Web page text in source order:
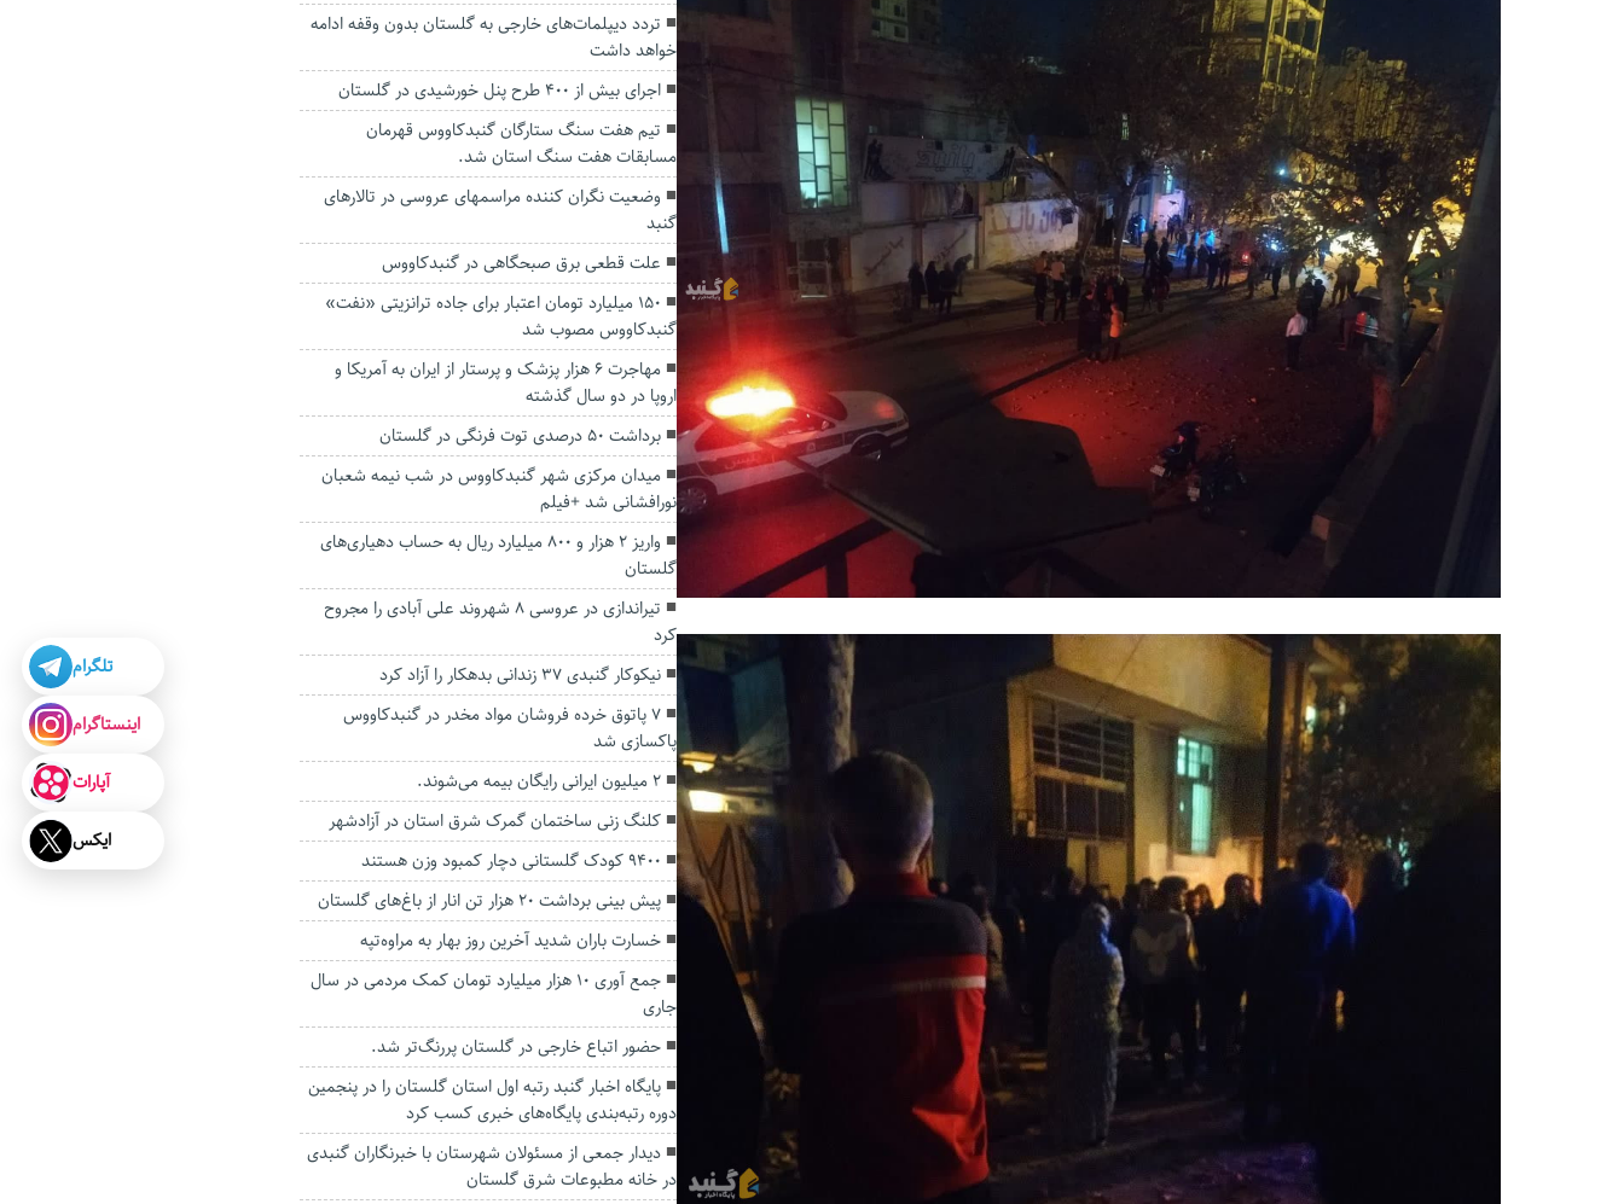
تردد دیپلمات‌های خارجی به گلستان بدون وقفه ادامه
خواهد داشت
اجرای بیش از ۴۰۰ طرح پنل خورشیدی در گلستان
تیم هفت سنگ ستارگان گنبدکاووس قهرمان
مسابقات هفت سنگ استان شد.
وضعیت نگران کننده مراسمهای عروسی در تالارهای
گنبد
علت قطعی برق صبحگاهی در گنبدکاووس
۱۵۰ میلیارد تومان اعتبار برای جاده ترانزیتی «نفت»
گنبدکاووس مصوب شد
مهاجرت ۶ هزار پزشک و پرستار از ایران به آمریکا و
اروپا در دو سال گذشته
برداشت ۵۰ درصدی توت فرنگی در گلستان
میدان مرکزی شهر گنبدکاووس در شب نیمه شعبان
نورافشانی شد +فیلم
واریز ۲ هزار و ۸۰۰ میلیارد ریال به حساب دهیاری‌های
گلستان
تیراندازی در عروسی ۸ شهروند علی آبادی را مجروح
کرد
نیکوکار گنبدی ۳۷ زندانی بدهکار را آزاد کرد
۷ پاتوق خرده فروشان مواد مخدر در گنبدکاووس
پاکسازی شد
۲ میلیون ایرانی رایگان بیمه می‌شوند.
کلنگ زنی ساختمان گمرک شرق استان در آزادشهر
9400 کودک گلستانی دچار کمبود وزن هستند
پیش بینی برداشت ۲۰ هزار تن انار از باغ‌های گلستان
خسارت باران شدید آخرین روز بهار به مراوه‌تپه
جمع آوری ۱۰ هزار میلیارد تومان کمک مردمی در سال
جاری
حضور اتباع خارجی در گلستان پررنگ‌تر شد.
پایگاه اخبار گنبد رتبه اول استان گلستان را در پنجمین
دوره رتبه‌بندی پایگاه‌های خبری کسب کرد
دیدار جمعی از مسئولان شهرستان با خبرنگاران گنبدی
در خانه مطبوعات شرق گلستان
تلگرام
اینستاگرام
آپارات
ایکس